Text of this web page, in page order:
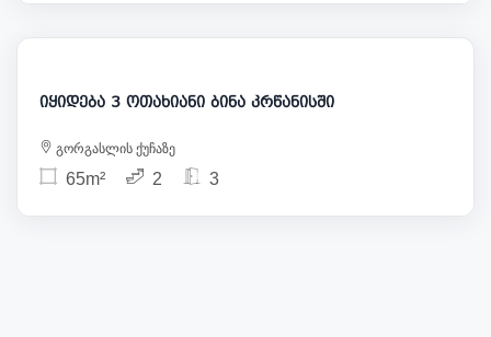
150 000
იყიდება 3 ოთახიანი ბინა კრწანისში
გორგასლის ქუჩაზე
65m² 2 3